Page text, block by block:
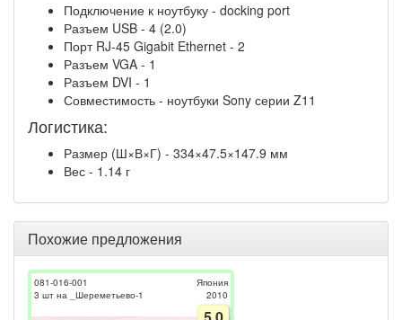
Подключение к ноутбуку - docking port
Разъем USB - 4 (2.0)
Порт RJ-45 Gigabit Ethernet - 2
Разъем VGA - 1
Разъем DVI - 1
Совместимость - ноутбуки Sony серии Z11
Логистика:
Размер (Ш×В×Г) - 334×47.5×147.9 мм
Вес - 1.14 г
Похожие предложения
081-016-001
3 шт на _Шереметьево-1
Япония
2010